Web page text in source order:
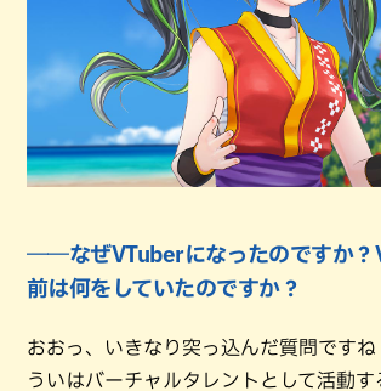
――なぜVTuberになったのですか？
前は何をしていたのですか？
おおっ、いきなり突っ込んだ質問ですね
ういはバーチャルタレントとして活動す